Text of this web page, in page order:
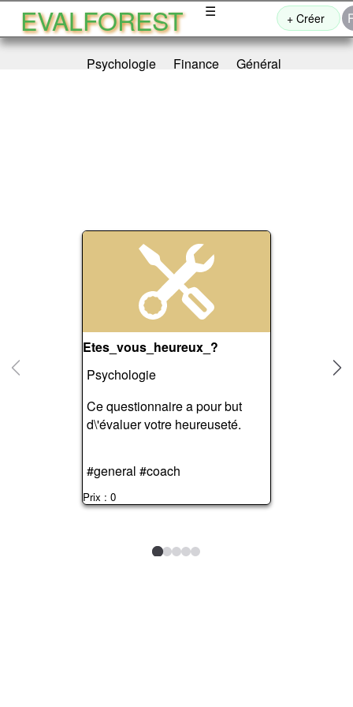
EVALFOREST ☰ + Créer
Psychologie Finance Général
Etes_vous_heureux_?
Psychologie
Ce questionnaire a pour but
d\'évaluer votre heureuseté.
#general #coach
Prix : 0